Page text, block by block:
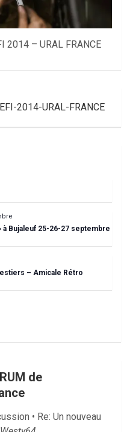
2014 – URAL FRANCE
2014-URAL-FRANCE
à Bujaleuf 25-26-27 septembre
– Amicale Rétro
de
• Re: Un nouveau